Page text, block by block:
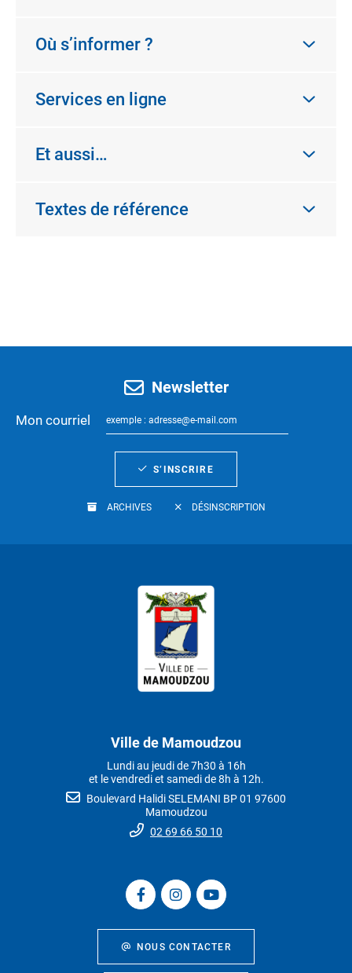
Où s’informer ?
Services en ligne
Et aussi…
Textes de référence
Newsletter
Mon courriel
S’INSCRIRE
ARCHIVES DÉSINSCRIPTION
Ville de Mamoudzou
Lundi au jeudi de 7h30 à 16h
et le vendredi et samedi de 8h à 12h.
Boulevard Halidi SELEMANI BP 01 97600
Mamoudzou
02 69 66 50 10
NOUS CONTACTER